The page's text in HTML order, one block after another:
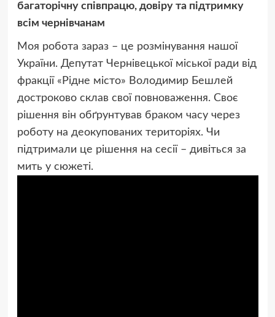
багаторічну співпрацю, довіру та підтримку
всім чернівчанам
Моя робота зараз – це розмінування нашої
України. Депутат Чернівецької міської ради від
фракції «Рідне місто» Володимир Бешлей
достроково склав свої повноваження. Своє
рішення він обґрунтував браком часу через
роботу на деокупованих територіях. Чи
підтримали це рішення на сесії – дивіться за
мить у сюжеті.